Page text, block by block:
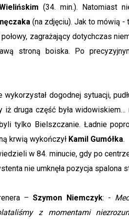
(34. min.). Natomiast
(na zdjęciu). Jak to mówią -
zagrażający dotychczas
stroną boiska. Po
wykorzystał dogodnej sytuacji,
iż druga część była
tylko Bielszczanie. Ładnie
krwią wykończył Kamil Gumółka.
w 84. minucie, gdy po
nie umknęła pozycja spalona
–Szymon Niemczyk: -
z momentami